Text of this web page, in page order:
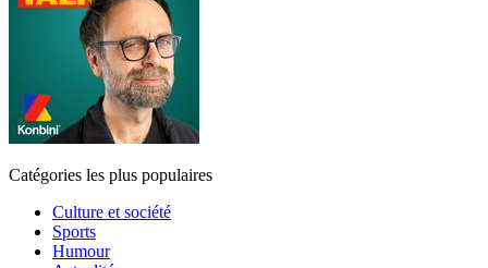
Catégories les plus populaires
Culture et société
Sports
Humour